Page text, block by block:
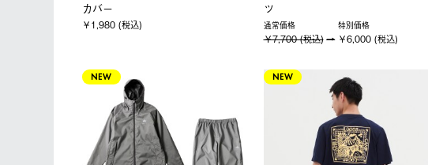
カバー
￥1,980 (税込)
ツ
通常価格
￥7,700 (税込)
特別価格
￥6,000 (税込)
NEW NEW